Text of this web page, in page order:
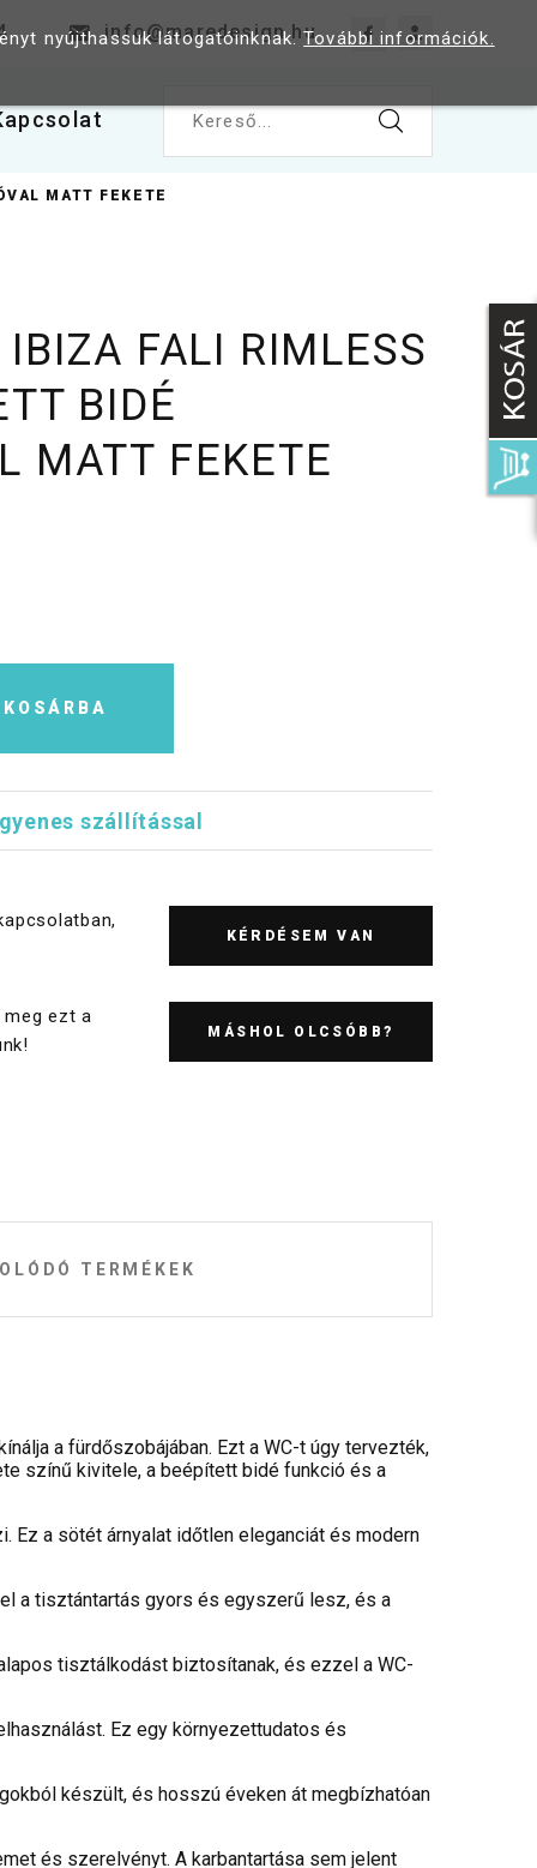
info@maredesign.hu
Kereső...
MATT FEKETE
IBIZA FALI RIMLESS
BIDÉ
MATT FEKETE
KOSÁRBA
szállítással
KÉRDÉSEM VAN
ezt a
MÁSHOL OLCSÓBB?
TERMÉKEK
a fürdőszobájában. Ezt a WC-t úgy tervezték,
színű kivitele, a beépített bidé funkció és a
a sötét árnyalat időtlen eleganciát és modern
a tisztántartás gyors és egyszerű lesz, és a
tisztálkodást biztosítanak, és ezzel a WC-
Ez egy környezettudatos és
készült, és hosszú éveken át megbízhatóan
és szerelvényt. A karbantartása sem jelent
nyújthassuk látogatóinknak.További információk.